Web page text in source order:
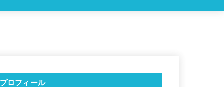
プロフィール